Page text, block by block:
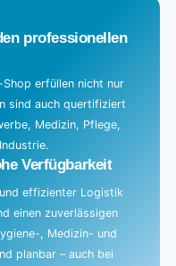
professionellen
erfüllen nicht nur
sind auch quertifiziert
Medizin, Pflege,
Verfügbarkeit
effizienter Logistik
einen zuverlässigen
, Medizin- und
planbar – auch bei